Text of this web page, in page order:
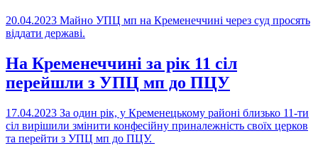
20.04.2023 Майно УПЦ мп на Кременеччині через суд просять
віддати державі.
На Кременеччині за рік 11 сіл
перейшли з УПЦ мп до ПЦУ
17.04.2023 За один рік, у Кременецькому районі близько 11-ти
сіл вирішили змінити конфесійну приналежність своїх церков
та перейти з УПЦ мп до ПЦУ.